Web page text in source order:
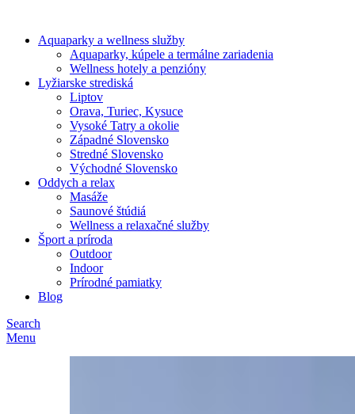
Aquaparky a wellness služby
Aquaparky, kúpele a termálne zariadenia
Wellness hotely a penzióny
Lyžiarske strediská
Liptov
Orava, Turiec, Kysuce
Vysoké Tatry a okolie
Západné Slovensko
Stredné Slovensko
Východné Slovensko
Oddych a relax
Masáže
Saunové štúdiá
Wellness a relaxačné služby
Šport a príroda
Outdoor
Indoor
Prírodné pamiatky
Blog
Search
Menu